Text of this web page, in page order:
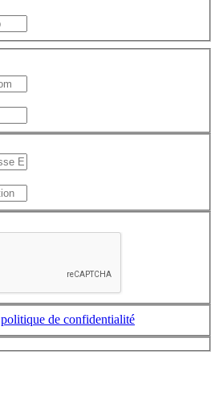
politique de confidentialité